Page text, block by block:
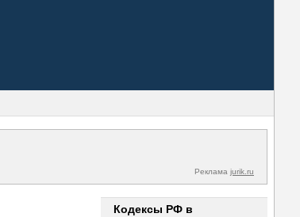
Реклама jurik.ru
Кодексы РФ в